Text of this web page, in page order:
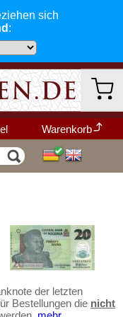
sich
:
Warenkorb
Kategorien
ist leer.
der letzten
Bestellungen die nicht